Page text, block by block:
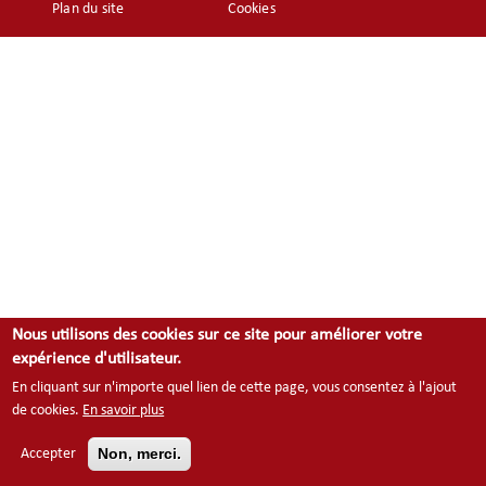
menuPlan du site Cookies
Nous utilisons des cookies sur ce site pour améliorer votre
expérience d'utilisateur.
En cliquant sur n'importe quel lien de cette page, vous consentez à l'ajout
de cookies. En savoir plus
Accepter Non, merci.